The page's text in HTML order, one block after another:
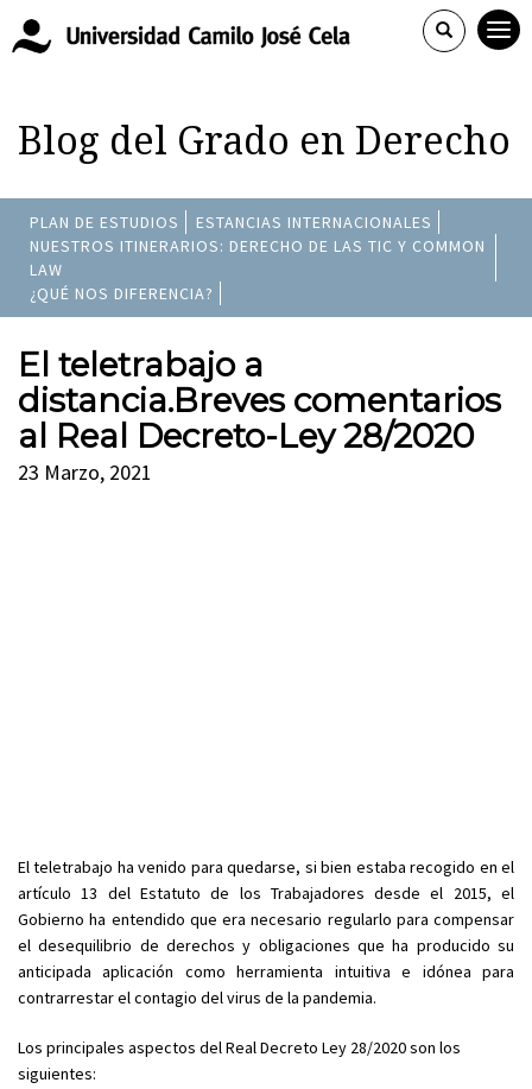
Blog del Grado en Derecho
PLAN DE ESTUDIOS
ESTANCIAS INTERNACIONALES
NUESTROS ITINERARIOS: DERECHO DE LAS TIC Y COMMON
LAW
¿QUÉ NOS DIFERENCIA?
El teletrabajo a
distancia.Breves comentarios
al Real Decreto-Ley 28/2020
23 Marzo, 2021
El teletrabajo ha venido para quedarse, si bien estaba recogido en el
artículo 13 del Estatuto de los Trabajadores desde el 2015, el
Gobierno ha entendido que era necesario regularlo para compensar
el desequilibrio de derechos y obligaciones que ha producido su
anticipada aplicación como herramienta intuitiva e idónea para
contrarrestar el contagio del virus de la pandemia.
Los principales aspectos del Real Decreto Ley 28/2020 son los
siguientes: